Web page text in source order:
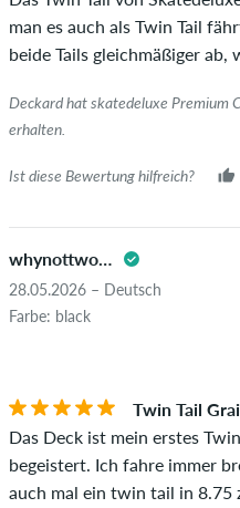
neben dem Namen mit dem
diesen Personen wurde der
leider nicht garantieren, dass
wirklich besitzen oder
man es auch als Twin Tail
beide Tails gleichmäßiger
Deckard hat skatedeluxe Premium
erhalten.
Ist diese Bewertung hilfreich?
28.05.2026 – Deutsch
Farbe: black
Twin Tail
Das Deck ist mein erstes
begeistert. Ich fahre immer
auch mal ein twin tail in 8.75